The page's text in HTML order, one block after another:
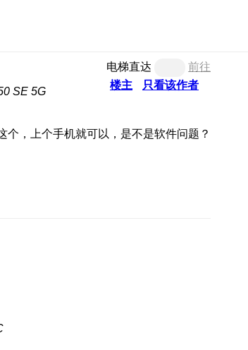
电梯直达
前往
楼主
只看该作者
SE 5G
，上个手机就可以，是不是软件问题？